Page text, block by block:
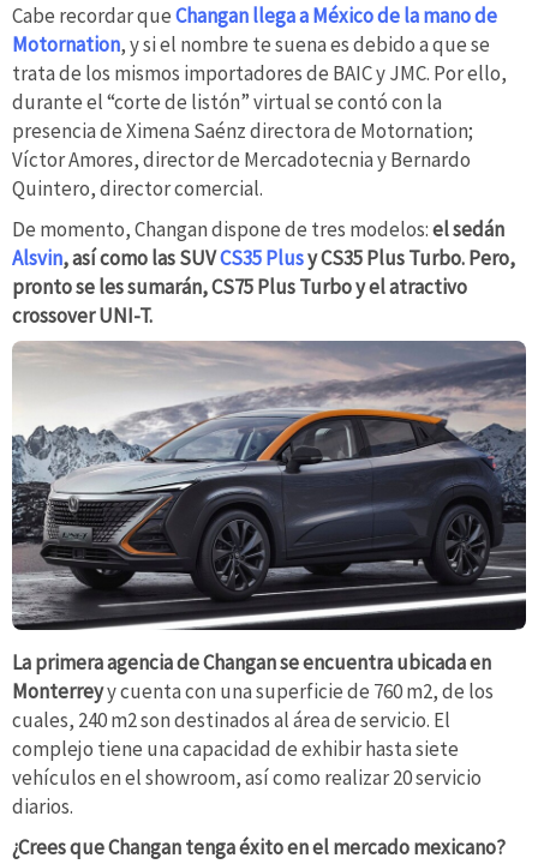
Cabe recordar queChangan llega a México de la mano de
Motornation, y si el nombre te suena es debido a que se
trata de los mismos importadores de BAIC y JMC. Por ello,
durante el “corte de listón” virtual se contó con la
presencia de Ximena Saénz directora de Motornation;
Víctor Amores, director de Mercadotecnia y Bernardo
Quintero, director comercial.
De momento, Changan dispone de tres modelos:el sedán
Alsvin, así como las SUVCS35 Plusy CS35 Plus Turbo. Pero,
pronto se les sumarán, CS75 Plus Turbo y el atractivo
crossover UNI-T.
La primera agencia de Changan se encuentra ubicada en
Monterreyy cuenta con una superficie de 760 m2, de los
cuales, 240 m2 son destinados al área de servicio. El
complejo tiene una capacidad de exhibir hasta siete
vehículos en el showroom, así como realizar 20 servicio
diarios.
¿Crees que Changan tenga éxito en el mercado mexicano?